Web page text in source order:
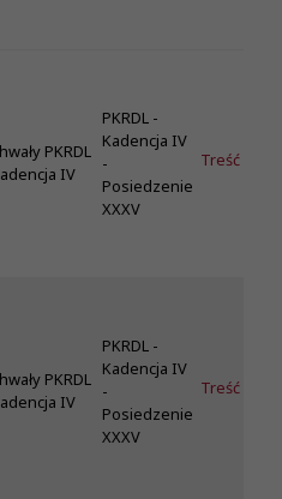
PKRDL
IV
PKRDL -
Kadencja IV
-
Posiedzenie
XXXV
Treść
PKRDL
IV
PKRDL -
Kadencja IV
-
Posiedzenie
XXXV
Treść